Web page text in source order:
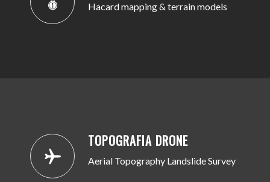
Hacard mapping & terrain models
TOPOGRAFIA DRONE
Aerial Topography Landslide Survey